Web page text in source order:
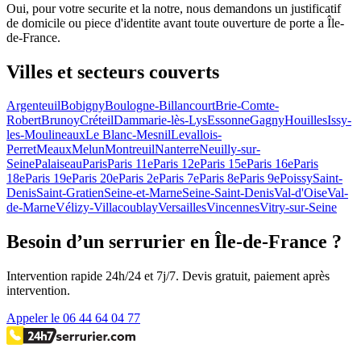
Oui, pour votre securite et la notre, nous demandons un justificatif
de domicile ou piece d'identite avant toute ouverture de porte a Île-
de-France.
Villes et secteurs couverts
ArgenteuilBobignyBoulogne-BillancourtBrie-Comte-
RobertBrunoyCréteilDammarie-lès-LysEssonneGagnyHouillesIssy-
les-MoulineauxLe Blanc-MesnilLevallois-
PerretMeauxMelunMontreuilNanterreNeuilly-sur-
SeinePalaiseauParisParis 11eParis 12eParis 15eParis 16eParis
18eParis 19eParis 20eParis 2eParis 7eParis 8eParis 9ePoissySaint-
DenisSaint-GratienSeine-et-MarneSeine-Saint-DenisVal-d'OiseVal-
de-MarneVélizy-VillacoublayVersaillesVincennesVitry-sur-Seine
Besoin d’un serrurier en Île-de-France ?
Intervention rapide 24h/24 et 7j/7. Devis gratuit, paiement après
intervention.
Appeler le 06 44 64 04 77